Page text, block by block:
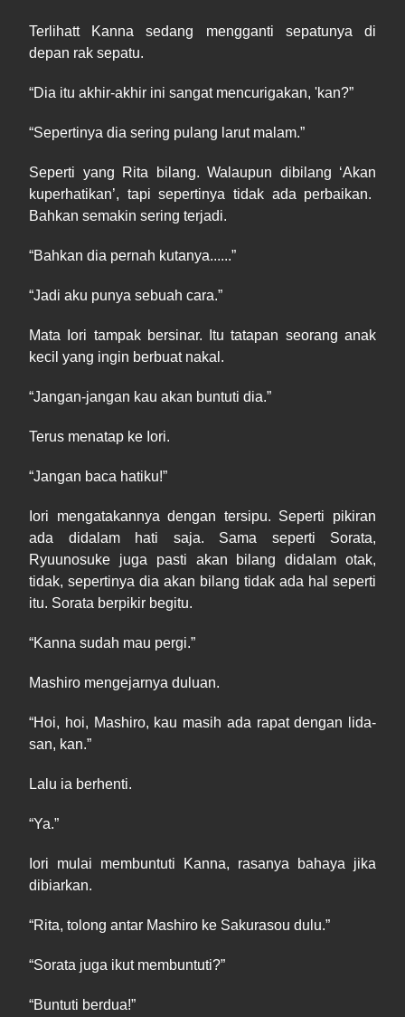
Terlihatt Kanna sedang mengganti sepatunyadi
depan rak sepatu.
“Dia itu akhir-akhir ini sangat mencurigakan, 'kan?”
“Sepertinya dia sering pulang larut malam.”
Seperti yang Rita bilang. Walaupun dibilang ‘Akan
kuperhatikan’, tapi sepertinya tidak ada perbaikan.
Bahkan semakin sering terjadi.
“Bahkan dia pernah kutanya......”
“Jadi aku punya sebuah cara.”
Mata Iori tampak bersinar. Itu tatapan seorang anak
kecil yang ingin berbuat nakal.
“Jangan-jangan kau akan buntuti dia.”
Terus menatap ke Iori.
“Jangan baca hatiku!”
Iori mengatakannya dengan tersipu. Seperti pikiran
ada didalam hati saja. Sama seperti Sorata,
Ryuunosuke juga pasti akan bilang didalam otak,
tidak, sepertinya dia akan bilang tidak ada hal seperti
itu. Sorata berpikir begitu.
“Kanna sudah mau pergi.”
Mashiro mengejarnya duluan.
“Hoi, hoi, Mashiro, kau masih ada rapat dengan lida-
san, kan.”
Lalu ia berhenti.
“Ya.”
Iori mulai membuntuti Kanna, rasanya bahaya jika
dibiarkan.
“Rita, tolong antar Mashiro ke Sakurasou dulu.”
“Sorata juga ikut membuntuti?”
“Buntuti berdua!”